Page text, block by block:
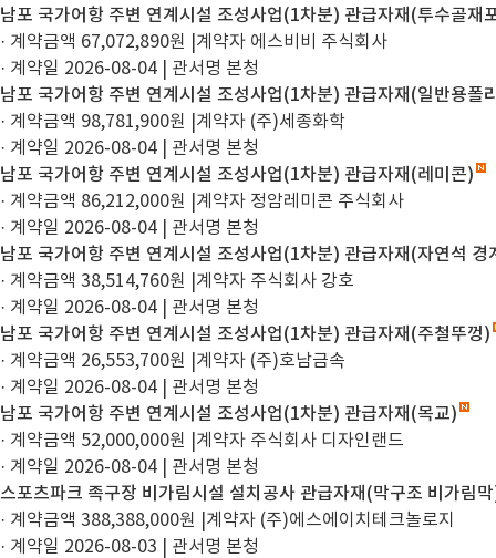
남포 국가어항 주변 연계시설 조성사업(1차분) 관급자재(투수골재
· 계약금액 67,072,890원
계약자 에스비비 주식회사
· 계약일 2026-08-04
관서명 본청
남포 국가어항 주변 연계시설 조성사업(1차분) 관급자재(일반용폴
· 계약금액 98,781,900원
계약자 (주)세종화학
· 계약일 2026-08-04
관서명 본청
남포 국가어항 주변 연계시설 조성사업(1차분) 관급자재(레미콘)
· 계약금액 86,212,000원
계약자 정암레미콘 주식회사
· 계약일 2026-08-04
관서명 본청
남포 국가어항 주변 연계시설 조성사업(1차분) 관급자재(자연석 경
· 계약금액 38,514,760원
계약자 주식회사 강호
· 계약일 2026-08-04
관서명 본청
남포 국가어항 주변 연계시설 조성사업(1차분) 관급자재(주철뚜껑)
· 계약금액 26,553,700원
계약자 (주)호남금속
· 계약일 2026-08-04
관서명 본청
남포 국가어항 주변 연계시설 조성사업(1차분) 관급자재(목교)
· 계약금액 52,000,000원
계약자 주식회사 디자인랜드
· 계약일 2026-08-04
관서명 본청
스포츠파크 족구장 비가림시설 설치공사 관급자재(막구조 비가림
· 계약금액 388,388,000원
계약자 (주)에스에이치테크놀로지
· 계약일 2026-08-03
관서명 본청